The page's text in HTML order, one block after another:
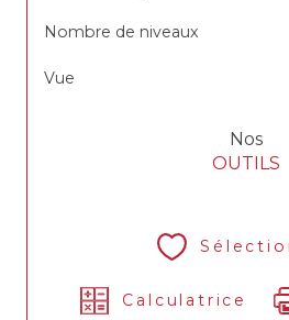
Nombre de niveaux
Vue
Nos
OUTILS
Calculatrice